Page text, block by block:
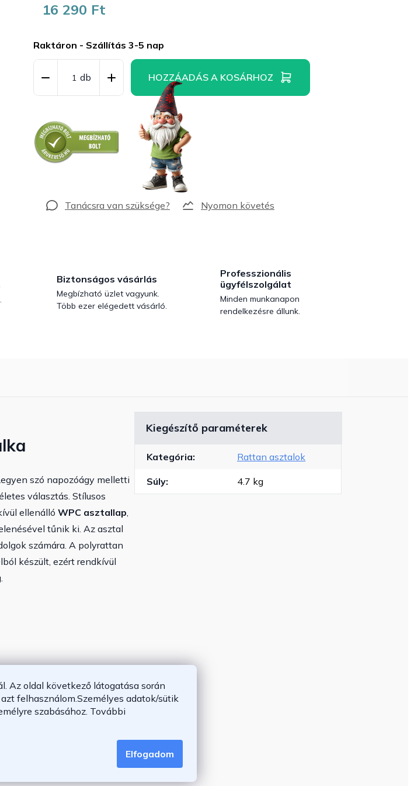
Az oldal következő látogatása során
felhasználom.Személyes adatok/sütik
szabásához. További
Elfogadom
16 290 Ft
Raktáron - Szállítás 3-5 nap
HOZZÁADÁS A KOSÁRHOZ
Nyomon követés
Biztonságos vásárlás
Megbízható üzlet vagyunk.
Több ezer elégedett vásárló.
Professzionális
ügyfélszolgálat
Minden munkanapon
rendelkezésre állunk.
szó napozóágy melletti
választás. Stílusos
ellenálló WPC asztallap,
tűnik ki. Az asztal
számára. A polyrattan
készült, ezért rendkívül
Kiegészítő paraméterek
Kategória: Rattan asztalok
Súly: 4.7 kg